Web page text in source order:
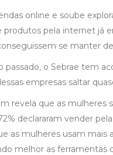
online e soube
produtos pela internet já
se manter
passado, o Sebrae tem
empresas saltar
revela que as
declararam vender
as mulheres usam mais
melhor as ferramentas